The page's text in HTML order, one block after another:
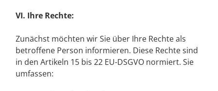
VI. Ihre Rechte:
Zunächst möchten wir Sie über Ihre Rechte als
betroffene Person informieren. Diese Rechte sind
in den Artikeln 15 bis 22 EU-DSGVO normiert. Sie
umfassen: